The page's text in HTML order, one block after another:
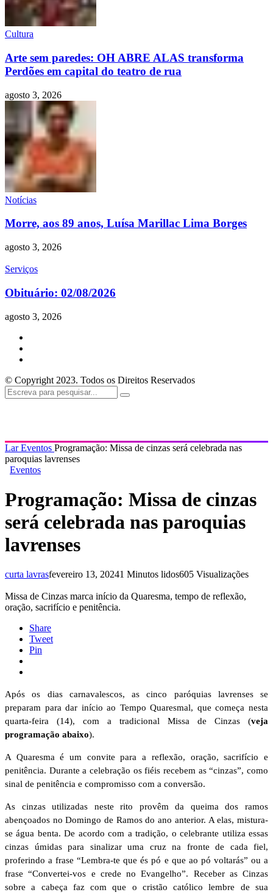
Cultura
Arte sem paredes: OH ABRE ALAS transforma
Perdões em capital do teatro de rua
agosto 3, 2026
Notícias
Morre, aos 89 anos, Luísa Marillac Lima Borges
agosto 3, 2026
Serviços
Obituário: 02/08/2026
agosto 3, 2026
© Copyright 2023. Todos os Direitos Reservados
LarEventos Programação: Missa de cinzas será celebrada nas
paroquias lavrenses
Eventos
Programação: Missa de cinzas
será celebrada nas paroquias
lavrenses
curta lavrasfevereiro 13, 20241 Minutos lidos605 Visualizações
Missa de Cinzas marca início da Quaresma, tempo de reflexão,
oração, sacrifício e penitência.
Share
Tweet
Pin
Após os dias carnavalescos, as cinco paróquias lavrenses se
preparam para dar início ao Tempo Quaresmal, que começa nesta
quarta-feira (14), com a tradicional Missa de Cinzas (veja
programação abaixo).
A Quaresma é um convite para a reflexão, oração, sacrifício e
penitência. Durante a celebração os fiéis recebem as “cinzas”, como
sinal de penitência e compromisso com a conversão.
As cinzas utilizadas neste rito provêm da queima dos ramos
abençoados no Domingo de Ramos do ano anterior. A elas, mistura-
se água benta. De acordo com a tradição, o celebrante utiliza essas
cinzas úmidas para sinalizar uma cruz na fronte de cada fiel,
proferindo a frase “Lembra-te que és pó e que ao pó voltarás” ou a
frase “Convertei-vos e crede no Evangelho”. Receber as Cinzas
sobre a cabeça faz com que o cristão católico lembre de sua